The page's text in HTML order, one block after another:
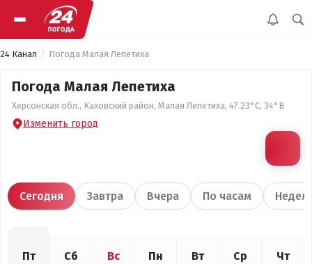
24 Канал Погода Малая Лепетиха
Погода Малая Лепетиха
Херсонская обл., Каховский район, Малая Лепетиха, 47.23°С, 34°В
Изменить город
Сегодня Завтра Вчера По часам
Пт Сб Вс Пн Вт Ср Чт